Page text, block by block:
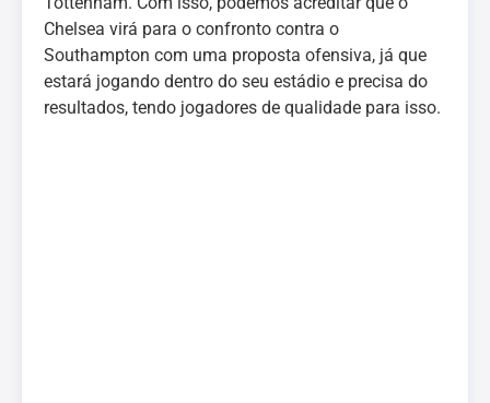
Chelsea virá para o confronto contra o
Southampton com uma proposta ofensiva, já que
estará jogando dentro do seu estádio e precisa do
resultados, tendo jogadores de qualidade para isso.